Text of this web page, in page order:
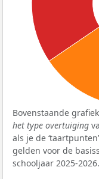
Bovenstaande
het type overtuiging
als je de
gelden voor de
schooljaar 2025-2026.